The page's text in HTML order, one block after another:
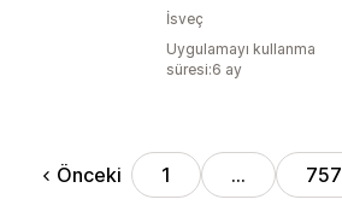
İsveç
Uygulamayı kullanma
süresi:6 ay
Önceki 1 … 757